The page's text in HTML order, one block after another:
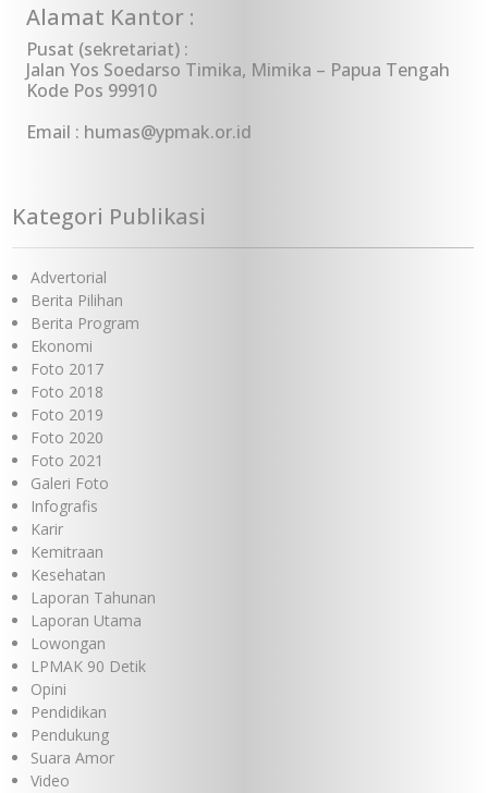
Alamat Kantor :
Pusat (sekretariat) :
Jalan Yos Soedarso Timika, Mimika – Papua Tengah
Kode Pos 99910
Email : humas@ypmak.or.id
Kategori Publikasi
Advertorial
Berita Pilihan
Berita Program
Ekonomi
Foto 2017
Foto 2018
Foto 2019
Foto 2020
Foto 2021
Galeri Foto
Infografis
Karir
Kemitraan
Kesehatan
Laporan Tahunan
Laporan Utama
Lowongan
LPMAK 90 Detik
Opini
Pendidikan
Pendukung
Suara Amor
Video